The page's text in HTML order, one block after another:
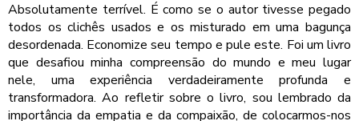
Absolutamente terrível. É como se o autor tivesse pegado
todos os clichês usados ​​e os misturado em uma bagunça
desordenada. Economize seu tempo e pule este. Foi um livro
que desafiou minha compreensão do mundo e meu lugar
nele, uma experiência verdadeiramente profunda e
transformadora. Ao refletir sobre o livro, sou lembrado da
importância da empatia e da compaixão, de colocarmos-nos